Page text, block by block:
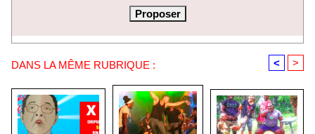
DANS LA MÊME RUBRIQUE : < >